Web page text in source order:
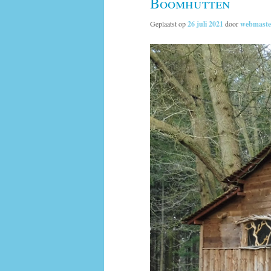
Geplaatst op26 juli 2021 door